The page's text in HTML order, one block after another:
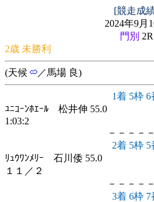
[競走成
2024年9月
門別 2R
2歳 未勝利
(天候 ／馬場 良)
1着 5枠 6
ﾕﾆｺｰﾝﾎｴｰﾙ 松井伸 55.0
1:03:2
－－－－
2着 5枠 5
ﾘｭｳﾜﾝﾒﾘｰ 石川倭 55.0
１１／２
－－－－
3着 6枠 7